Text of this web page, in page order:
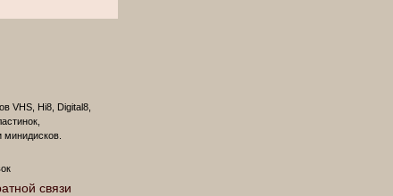
VHS, Hi8, Digital8,
минидисков.
связи